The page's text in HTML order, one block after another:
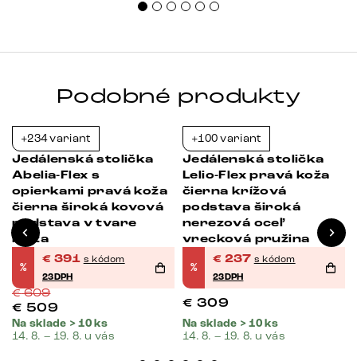
Podobné produkty
+234 variant
Jedálenská stolička
Abelia-Flex s
opierkami pravá koža
čierna široká kovová
podstava v tvare
kríža
%
€ 391 s kódom
23DPH
€609
€ 509
Na sklade > 10 ks
14. 8. – 19. 8. u vás
+100 variant
Jedálenská stolička
Lelio-Flex pravá koža
čierna krížová
podstava široká
nerezová oceľ
vrecková pružina
%
€ 237 s kódom
23DPH
€ 309
Na sklade > 10 ks
14. 8. – 19. 8. u vás